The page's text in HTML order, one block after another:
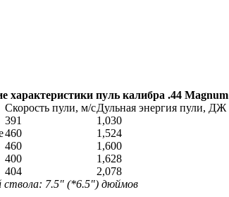
характеристики пуль калибра .44 Magnum
Скорость пули, м/сДульная энергия пули, ДЖ
391
1,030
460
1,524
460
1,600
400
1,628
404
2,078
ствола: 7.5" (*6.5") дюймов